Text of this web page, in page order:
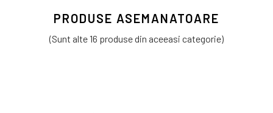
PRODUSE ASEMANATOARE
(Sunt alte 16 produse din aceeasi categorie)